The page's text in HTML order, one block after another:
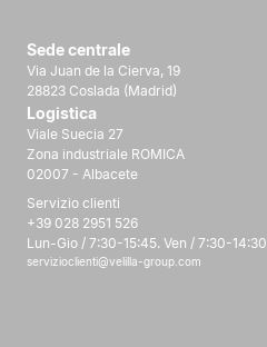
Sede centrale
Via Juan de la Cierva, 19
28823 Coslada (Madrid)
Logistica
Viale Suecia 27
Zona industriale ROMICA
02007 - Albacete
Servizio clienti
+39 028 2951 526
Lun-Gio / 7:30-15:45. Ven / 7:30-14:30
servizioclienti@velilla-group.com